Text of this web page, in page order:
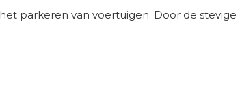
parkeren van voertuigen. Door de stevige